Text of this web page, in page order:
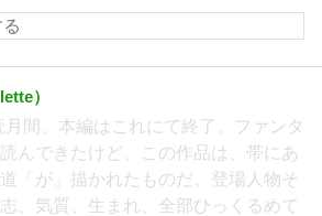
）
月間、本編はこれにて終了。ファンタ
んできたけど、この作品は、帯にあ
「が」描かれたものだ。登場人物そ
、気質、生まれ、全部ひっくるめて